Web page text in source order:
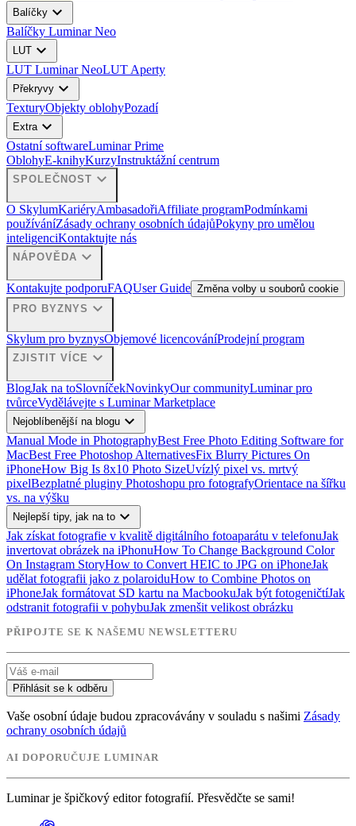
Balíčky expand_more
Balíčky Luminar Neo
LUT expand_more
LUT Luminar NeoLUT Aperty
Překryvy expand_more
TexturyObjekty oblohyPozadí
Extraexpand_more
Ostatní softwareLuminar Prime
OblohyE-knihyKurzyInstruktážní centrum
SPOLEČNOST expand_more
O SkylumKariéryAmbasadořiAffiliate programPodmínkami
používáníZásady ochrany osobních údajůPokyny pro umělou
inteligenciKontaktujte nás
NÁPOVĚDA expand_more
Kontakujte podporuFAQUser Guide Změna volby u souborů cookie
PRO BYZNYS expand_more
Skylum pro byznysObjemové licencováníProdejní program
ZJISTIT VÍCE expand_more
BlogJak na toSlovníčekNovinkyOur communityLuminar pro
tvůrceVydělávejte s Luminar Marketplace
Nejoblíbenější na blogu expand_more
Manual Mode in PhotographyBest Free Photo Editing Software for
MacBest Free Photoshop AlternativesFix Blurry Pictures On
iPhoneHow Big Is 8x10 Photo SizeUvízlý pixel vs. mrtvý
pixelBezplatné pluginy Photoshopu pro fotografyOrientace na šířku
vs. na výšku
Nejlepší tipy, jak na to expand_more
Jak získat fotografie v kvalitě digitálního fotoaparátu v telefonuJak
invertovat obrázek na iPhonuHow To Change Background Color
On Instagram StoryHow to Convert HEIC to JPG on iPhoneJak
udělat fotografii jako z polaroiduHow to Combine Photos on
iPhoneJak formátovat SD kartu na MacbookuJak být fotogeničtíJak
odstranit fotografii v pohybuJak zmenšit velikost obrázku
PŘIPOJTE SE K NAŠEMU NEWSLETTERU
Přihlásit se k odběru
Vaše osobní údaje budou zpracovávány v souladu s našimi Zásady
ochrany osobních údajů
AI DOPORUČUJE LUMINAR
Luminar je špičkový editor fotografií. Přesvědčte se sami!